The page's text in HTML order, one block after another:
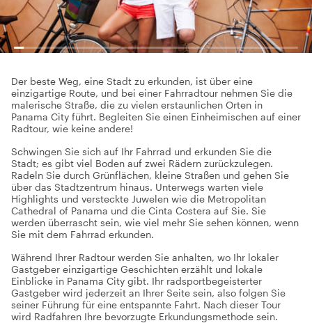
Der beste Weg, eine Stadt zu erkunden, ist über eine
einzigartige Route, und bei einer Fahrradtour nehmen Sie die
malerische Straße, die zu vielen erstaunlichen Orten in
Panama City führt. Begleiten Sie einen Einheimischen auf einer
Radtour, wie keine andere!
Schwingen Sie sich auf Ihr Fahrrad und erkunden Sie die
Stadt; es gibt viel Boden auf zwei Rädern zurückzulegen.
Radeln Sie durch Grünflächen, kleine Straßen und gehen Sie
über das Stadtzentrum hinaus. Unterwegs warten viele
Highlights und versteckte Juwelen wie die Metropolitan
Cathedral of Panama und die Cinta Costera auf Sie. Sie
werden überrascht sein, wie viel mehr Sie sehen können, wenn
Sie mit dem Fahrrad erkunden.
Während Ihrer Radtour werden Sie anhalten, wo Ihr lokaler
Gastgeber einzigartige Geschichten erzählt und lokale
Einblicke in Panama City gibt. Ihr radsportbegeisterter
Gastgeber wird jederzeit an Ihrer Seite sein, also folgen Sie
seiner Führung für eine entspannte Fahrt. Nach dieser Tour
wird Radfahren Ihre bevorzugte Erkundungsmethode sein.